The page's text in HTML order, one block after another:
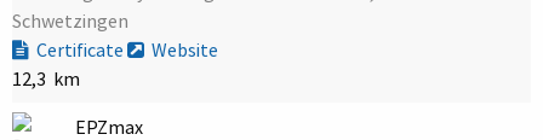
Schwetzingen
Certificate
Website
12,3 km
EPZmax